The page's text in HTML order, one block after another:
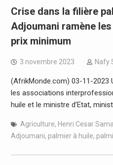
Crise dans la filière
Adjoumani ramène
prix minimum
3 novembre 2023 Nafy
(AfrikMonde.com) 03-11-2023
les associations
huile et le ministre d’Etat,
Agriculture, Henri Cesar
Adjoumani, palmier à huile,